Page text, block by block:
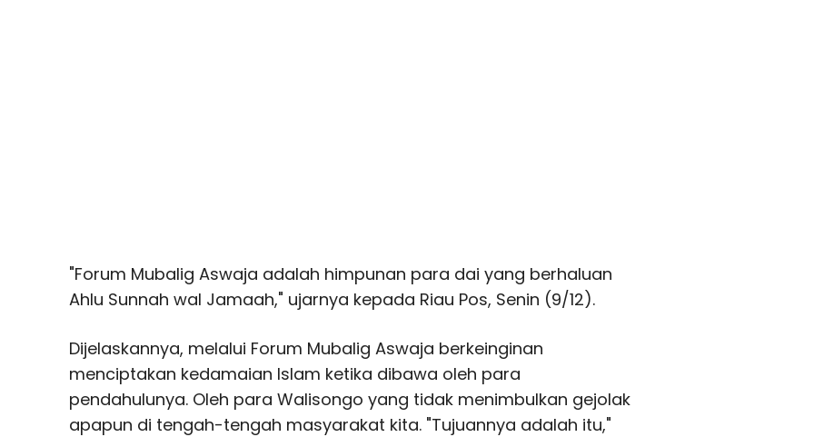
"Forum Mubalig Aswaja adalah himpunan para dai yang berhaluan
Ahlu Sunnah wal Jamaah," ujarnya kepada Riau Pos, Senin (9/12).
Dijelaskannya, melalui Forum Mubalig Aswaja berkeinginan
menciptakan kedamaian Islam ketika dibawa oleh para
pendahulunya. Oleh para Walisongo yang tidak menimbulkan gejolak
apapun di tengah-tengah masyarakat kita. "Tujuannya adalah itu,"